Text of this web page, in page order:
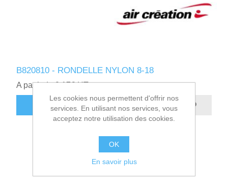
B820810 - RONDELLE NYLON 8-18
A partir de 0,17€ HT
AJOUTER AU PANIER
Les cookies nous permettent d'offrir nos
services. En utilisant nos services, vous
acceptez notre utilisation des cookies.
OK
En savoir plus